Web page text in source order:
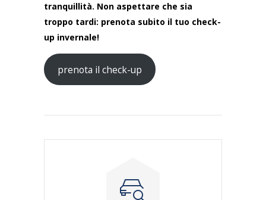
tranquillità. Non aspettare che sia
troppo tardi: prenota subito il tuo check-
up invernale!
prenota il check-up